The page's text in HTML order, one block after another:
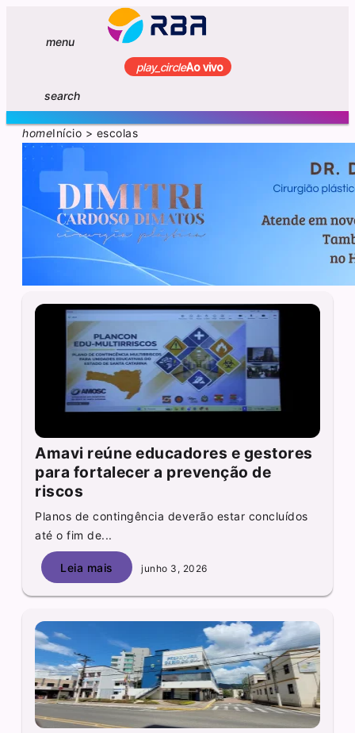
menu
play_circleAo vivo
search
homeInício > escolas
Amavi reúne educadores e gestores
para fortalecer a prevenção de
riscos
Planos de contingência deverão estar concluídos
até o fim de...
Leia mais junho 3, 2026